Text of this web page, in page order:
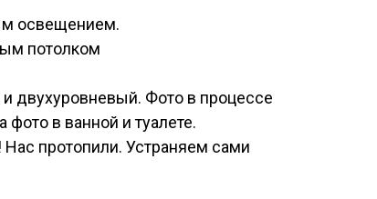
освещением.
потолком
двухуровневый. Фото в процессе
в ванной и туалете.
Нас протопили. Устраняем сами